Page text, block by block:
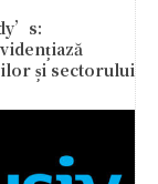
și sectorului